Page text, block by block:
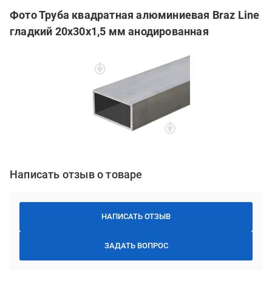
Фото Труба квадратная алюминиевая Braz Line
гладкий 20x30x1,5 мм анодированная
Написать отзыв о товаре
НАПИСАТЬ ОТЗЫВ
ЗАДАТЬ ВОПРОС